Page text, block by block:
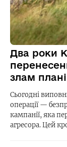
Два роки
злам
Сьогодні
операції —
кампанії, яка
агресора. Цей